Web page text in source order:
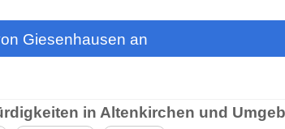
Giesenhausen an
in Altenkirchen und